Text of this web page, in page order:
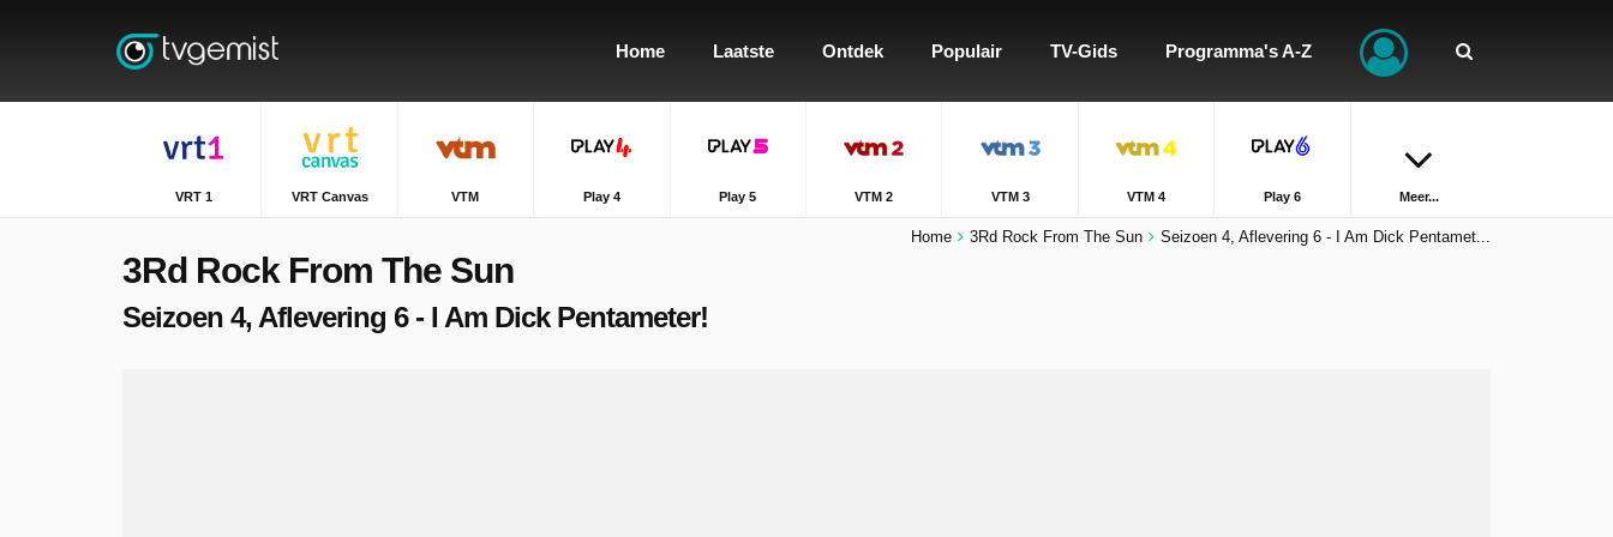
Home Laatste Ontdek Populair TV-Gids Programma's A-Z
VRT 1 VRT Canvas VTM Play 4 Play 5 VTM 2 VTM 3 VTM 4 Play 6 Meer...
Home 3Rd Rock From The Sun Seizoen 4, Aflevering 6 - I Am Dick Pentamet...
3Rd Rock From The Sun
Seizoen 4, Aflevering 6 - I Am Dick Pentameter!